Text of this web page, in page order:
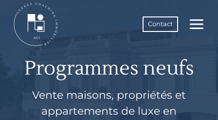
contenu
Contact
Programmes neufs
Vente maisons, propriétés et
appartements de luxe en